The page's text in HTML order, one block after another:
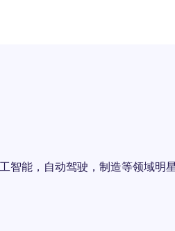
智能，自动驾驶，制造等领域明